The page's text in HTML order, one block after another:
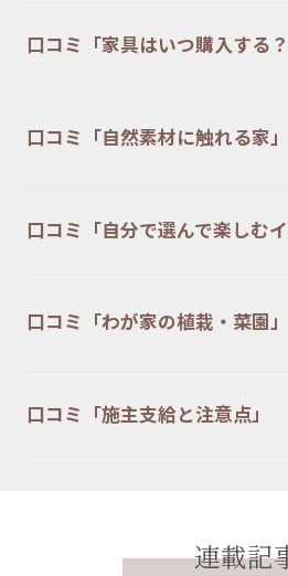
口コミ「家具はいつ購入する？
口コミ「自然素材に触れる家」
口コミ「自分で選んで楽しむイ
口コミ「わが家の植栽・菜園」
口コミ「施主支給と注意点」
連載記